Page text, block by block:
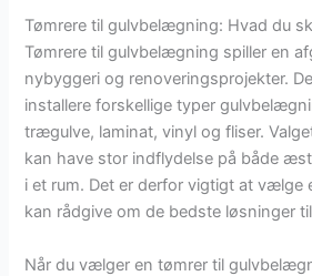
Tømrere til gulvbelægning: Hvad du
Tømrere til gulvbelægning spiller en
nybyggeri og renoveringsprojekter.
installere forskellige typer
trægulve, laminat, vinyl og fliser.
kan have stor indflydelse på både
i et rum. Det er derfor vigtigt at vælge
kan rådgive om de bedste løsninger
Når du vælger en tømrer til